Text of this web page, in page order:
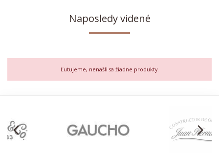
Naposledy videné
Ľutujeme, nenašli sa žiadne produkty.
arrow_back_ios arrow_forward_ios